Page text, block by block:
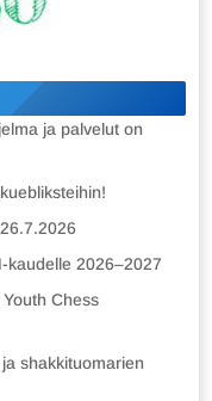
ja palvelut on
kaudelle 2026–2027
Chess
shakkituomarien